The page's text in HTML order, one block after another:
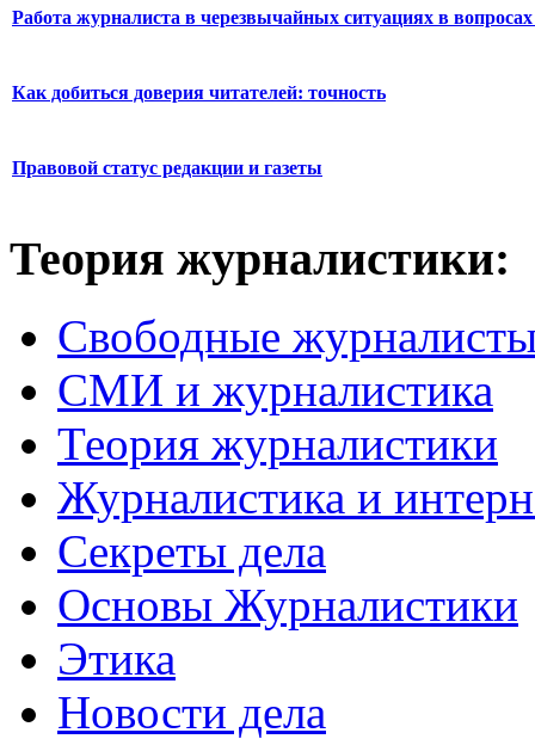
Работа журналиста в черезвычайных ситуациях в вопросах
Как добиться доверия читателей: точность
Правовой статус редакции и газеты
Теория журналистики:
Свободные
СМИ и журналистика
Теория журналистики
Журналистика и
Секреты дела
Основы Журналистики
Этика
Новости дела